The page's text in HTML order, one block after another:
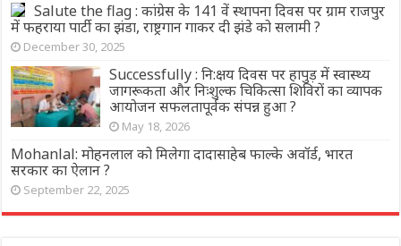
Salute the flag : कांग्रेस के 141 वें स्थापना दिवस पर ग्राम राजपुर
में फहराया पार्टी का झंडा, राष्ट्रगान गाकर दी झंडे को सलामी ?
December 30, 2025
Successfully : नि:क्षय दिवस पर हापुड़ में स्वास्थ्य
जागरूकता और निःशुल्क चिकित्सा शिविरों का व्यापक
आयोजन सफलतापूर्वक संपन्न हुआ ?
May 18, 2026
Mohanlal: मोहनलाल को मिलेगा दादासाहेब फाल्के अवॉर्ड, भारत
सरकार का ऐलान ?
September 22, 2025